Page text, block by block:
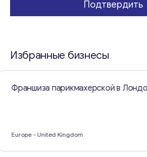
и
Подтвердить
Избранные бизнесы
Хорошо оборудованный гараж в
Europe - United Kingdom